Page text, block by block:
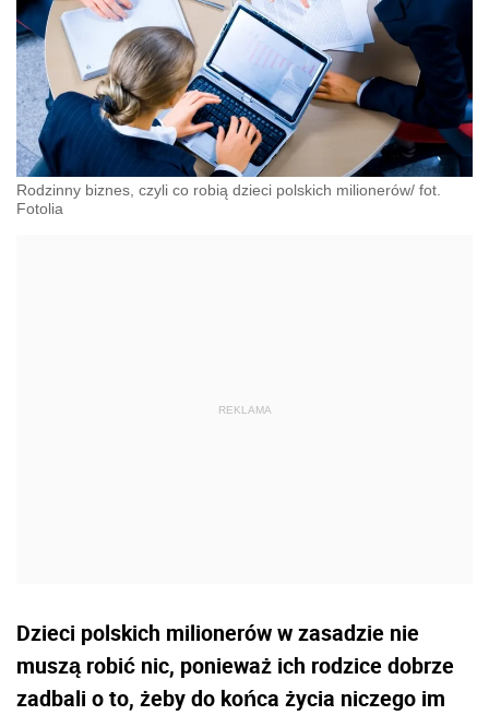
Rodzinny biznes, czyli co robią dzieci polskich milionerów/ fot.
Fotolia
Dzieci polskich milionerów w zasadzie nie
muszą robić nic, ponieważ ich rodzice dobrze
zadbali o to, żeby do końca życia niczego im